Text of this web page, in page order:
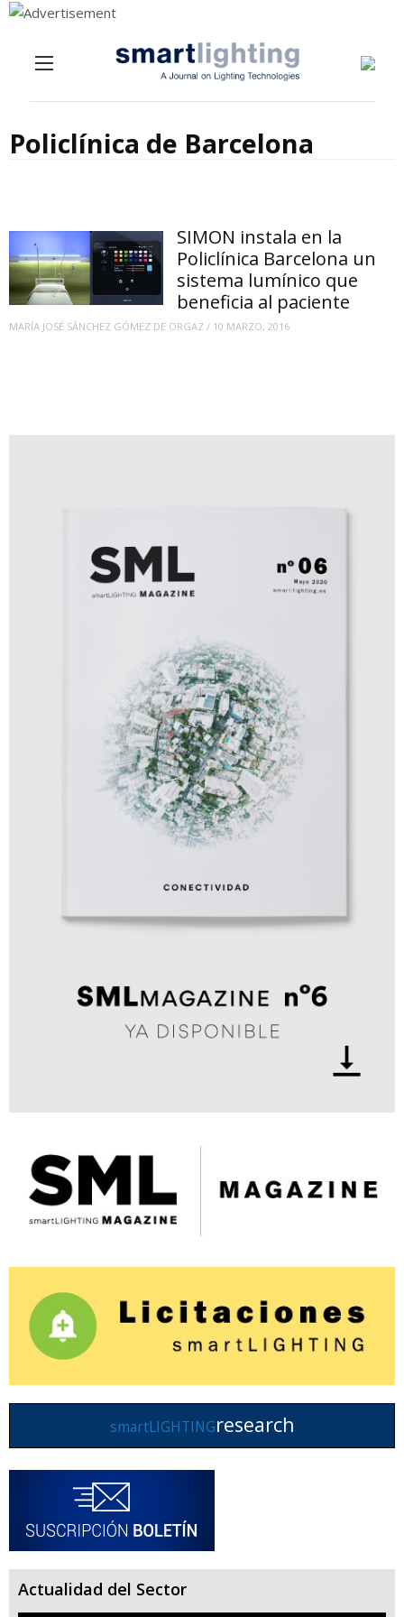
Policlínica de Barcelona
SIMON instala en la
Policlínica Barcelona un
sistema lumínico que
beneficia al paciente
MARÍA JOSÉ SÁNCHEZ GÓMEZ DE ORGAZ / 10 MARZO, 2016
smartLIGHTINGresearch
Actualidad del Sector